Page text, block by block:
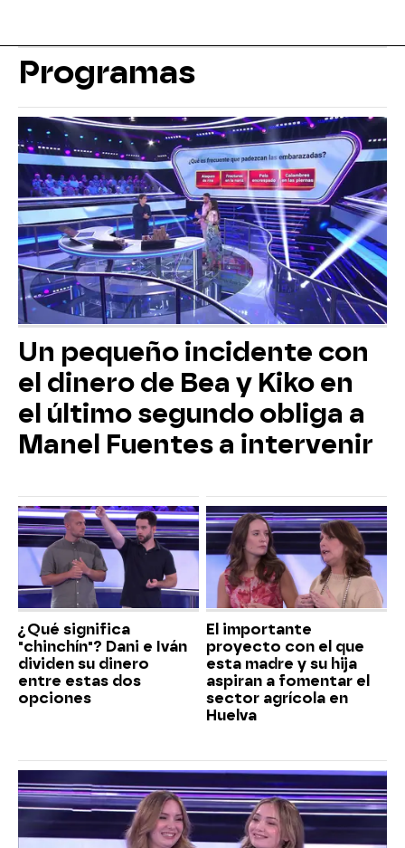
Programas
Un pequeño incidente con
el dinero de Bea y Kiko en
el último segundo obliga a
Manel Fuentes a intervenir
¿Qué significa
"chinchín"? Dani e Iván
dividen su dinero
entre estas dos
opciones
El importante
proyecto con el que
esta madre y su hija
aspiran a fomentar el
sector agrícola en
Huelva